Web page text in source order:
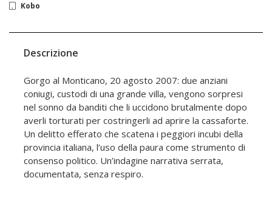
Kobo
Descrizione
Gorgo al Monticano, 20 agosto 2007: due anziani
coniugi, custodi di una grande villa, vengono sorpresi
nel sonno da banditi che li uccidono brutalmente dopo
averli torturati per costringerli ad aprire la cassaforte.
Un delitto efferato che scatena i peggiori incubi della
provincia italiana, l’uso della paura come strumento di
consenso politico. Un’indagine narrativa serrata,
documentata, senza respiro.